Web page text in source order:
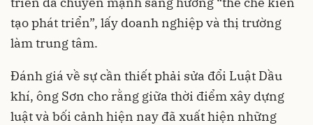
tạo phát triển”, lấy doanh nghiệp và thị trường
làm trung tâm.
Đánh giá về sự cần thiết phải sửa đổi Luật Dầu
khí, ông Sơn cho rằng giữa thời điểm xây dựng
luật và bối cảnh hiện nay đã xuất hiện những